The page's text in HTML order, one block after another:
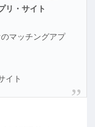
リ・サイト
マッチングアプ
イト